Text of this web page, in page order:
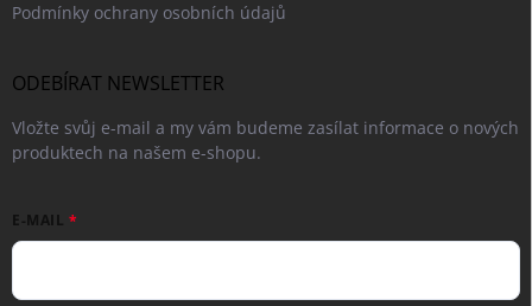
Podmínky ochrany osobních údajů
ODEBÍRAT NEWSLETTER
Vložte svůj e-mail a my vám budeme zasílat informace o nových
produktech na našem e-shopu.
E-MAIL